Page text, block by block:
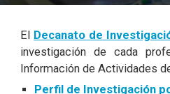
El Decanato de
investigación de cada
Información de Actividades
Perfil de Investigación